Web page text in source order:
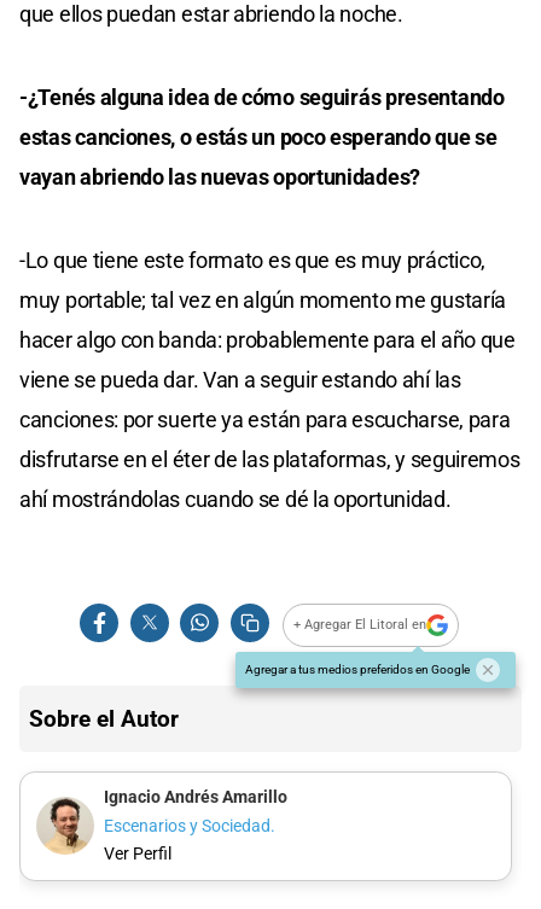
que ellos puedan estar abriendo la noche.
-¿Tenés alguna idea de cómo seguirás presentando
estas canciones, o estás un poco esperando que se
vayan abriendo las nuevas oportunidades?
-Lo que tiene este formato es que es muy práctico,
muy portable; tal vez en algún momento me gustaría
hacer algo con banda: probablemente para el año que
viene se pueda dar. Van a seguir estando ahí las
canciones: por suerte ya están para escucharse, para
disfrutarse en el éter de las plataformas, y seguiremos
ahí mostrándolas cuando se dé la oportunidad.
+ Agregar El Litoral en
Agregar a tus medios preferidos en Google
Sobre el Autor
Ignacio Andrés Amarillo
Escenarios y Sociedad.
Ver Perfil